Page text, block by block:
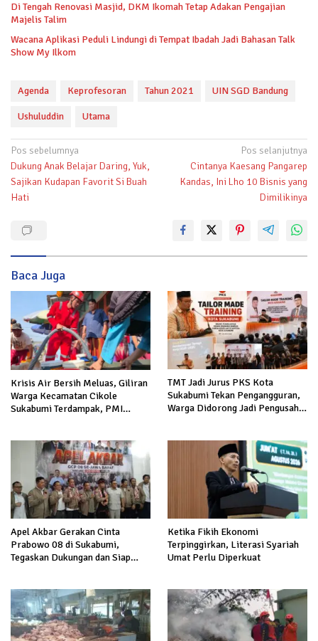
Di Tengah Renovasi Masjid, DKM Ikomah Tetap Adakan Pengajian
Majelis Talim
Wacana Aplikasi Peduli Lindungi di Tempat Ibadah Jadi Bahasan Talk
Show My Ilkom
Agenda Keprofesoran Tahun 2021 UIN SGD Bandung
Ushuluddin Utama
Navigasi
pos
Pos sebelumnya
Dukung Anak Belajar Daring, Yuk,
Sajikan Kudapan Favorit Si Buah
Hati
Pos selanjutnya
Cintanya Kaesang Pangarep
Kandas, Ini Lho 10 Bisnis yang
Dimilikinya
Baca Juga
Krisis Air Bersih Meluas, Giliran
Warga Kecamatan Cikole
Sukabumi Terdampak, PMI
TMT Jadi Jurus PKS Kota
Sukabumi Tekan Pengangguran,
Warga Didorong Jadi Pengusaha
Apel Akbar Gerakan Cinta
Prabowo 08 di Sukabumi,
Tegaskan Dukungan dan Siap
Ketika Fikih Ekonomi
Terpinggirkan, Literasi Syariah
Umat Perlu Diperkuat